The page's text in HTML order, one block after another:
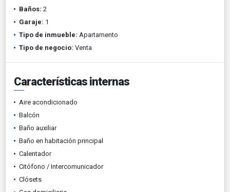
Baños: 2
Garaje: 1
Tipo de inmueble: Apartamento
Tipo de negocio: Venta
Características internas
Aire acondicionado
Balcón
Baño auxiliar
Baño en habitación principal
Calentador
Citófono / Intercomunicador
Clósets